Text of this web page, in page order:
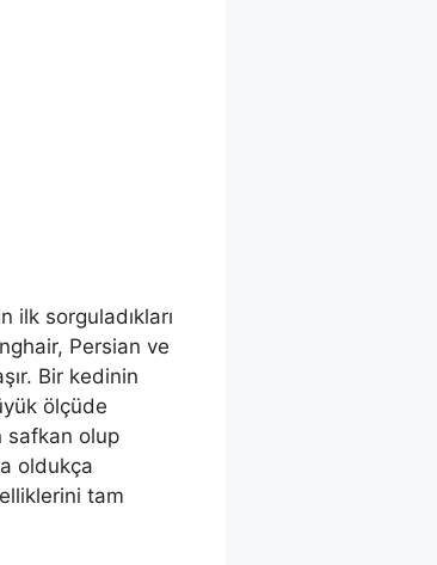
sorguladıkları
Persian ve
Bir kedinin
ölçüde
safkan olup
oldukça
tam